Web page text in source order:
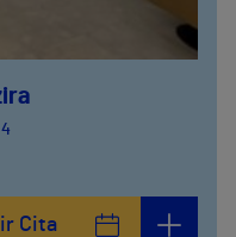
Cita